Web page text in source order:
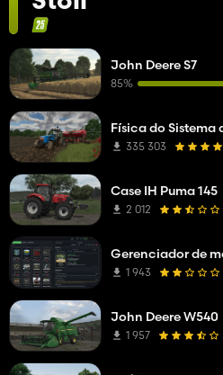
John Deere S7
85%
Física do Sistema
335 303
Case IH Puma 145
2 012
Gerenciador de
1 943
John Deere W540
1 957